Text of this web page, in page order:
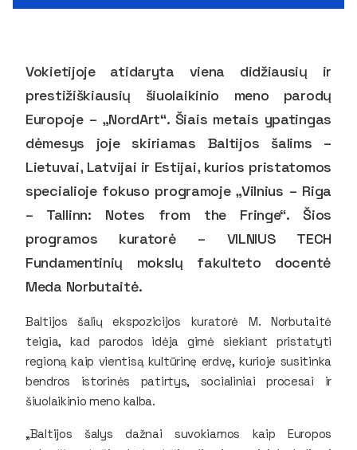
Vokietijoje atidaryta viena didžiausių ir
prestižiškiausių šiuolaikinio meno parodų
Europoje – „NordArt“. Šiais metais ypatingas
dėmesys joje skiriamas Baltijos šalims –
Lietuvai, Latvijai ir Estijai, kurios pristatomos
specialioje fokuso programoje „Vilnius – Riga
– Tallinn: Notes from the Fringe“. Šios
programos kuratorė – VILNIUS TECH
Fundamentinių mokslų fakulteto docentė
Meda Norbutaitė.
Baltijos šalių ekspozicijos kuratorė M. Norbutaitė
teigia, kad parodos idėja gimė siekiant pristatyti
regioną kaip vientisą kultūrinę erdvę, kurioje susitinka
bendros istorinės patirtys, socialiniai procesai ir
šiuolaikinio meno kalba.
„Baltijos šalys dažnai suvokiamos kaip Europos